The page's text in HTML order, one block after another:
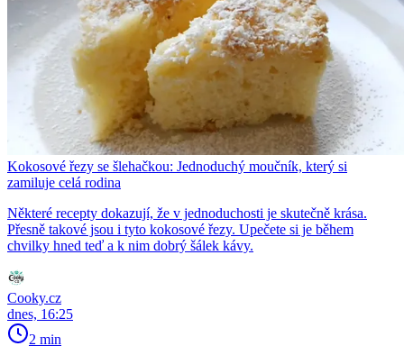
Kokosové řezy se šlehačkou: Jednoduchý moučník, který si
zamiluje celá rodina
Některé recepty dokazují, že v jednoduchosti je skutečně krása.
Přesně takové jsou i tyto kokosové řezy. Upečete si je během
chvilky hned teď a k nim dobrý šálek kávy.
Cooky.cz
dnes, 16:25
2 min